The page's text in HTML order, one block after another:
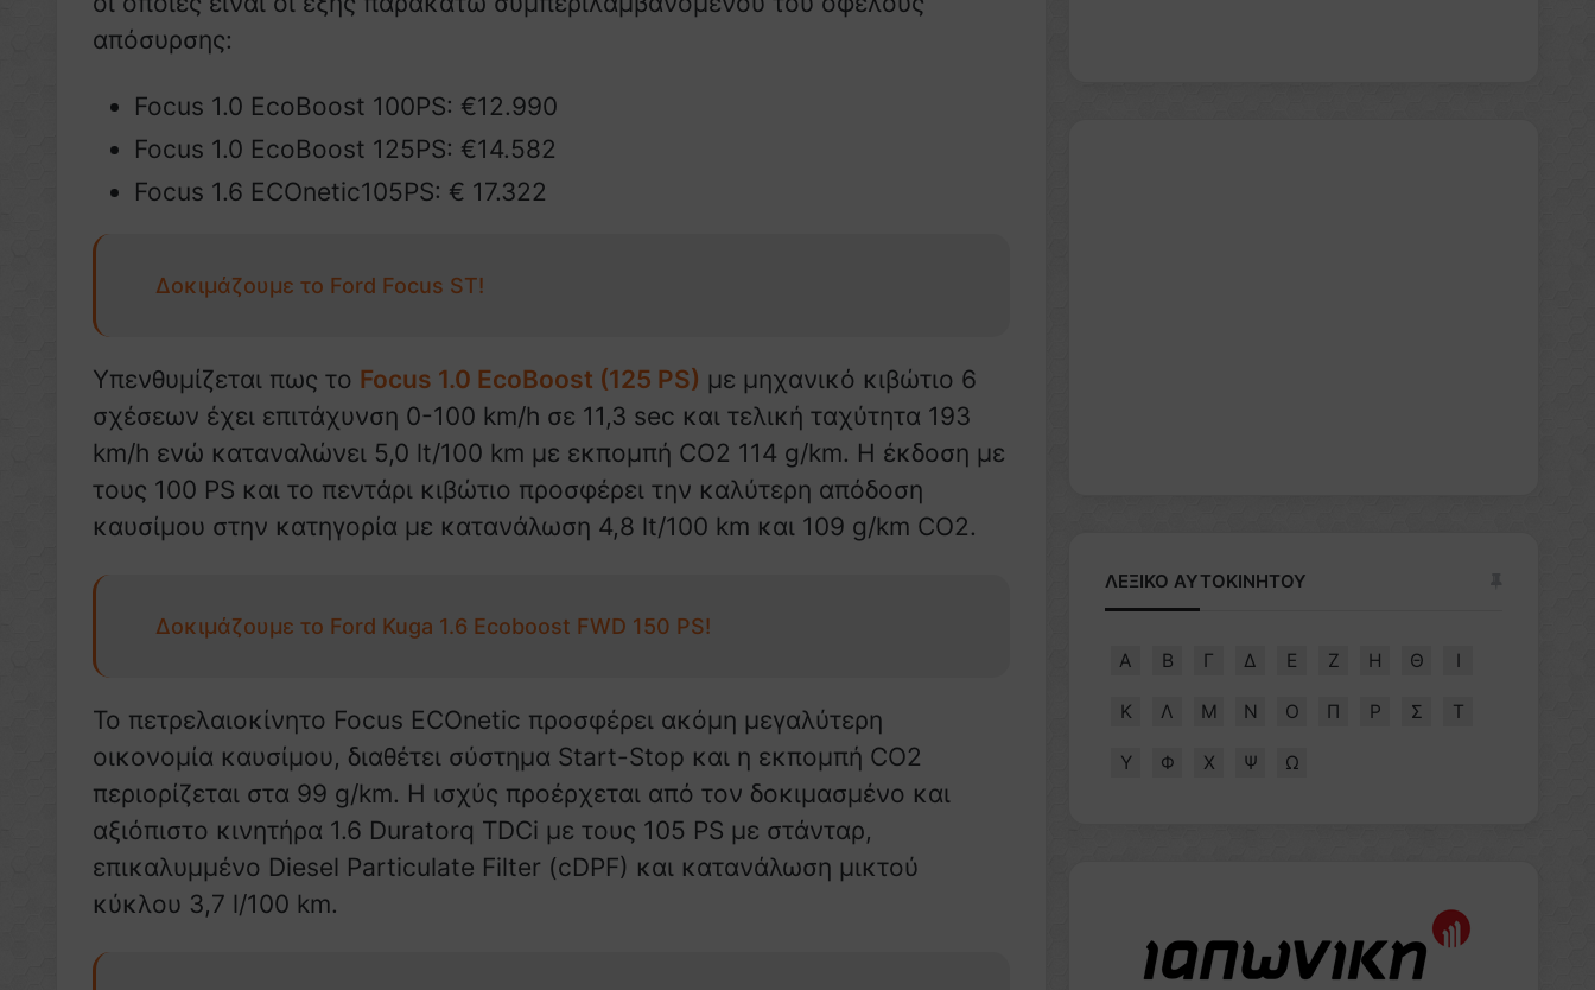
απόσυρσης:
Focus 1.0 EcoBoost 100PS: €12.990
Focus 1.0 EcoBoost 125PS: €14.582
Focus 1.6 ECOnetic105PS: € 17.322
Δοκιμάζουμε το Ford Focus ST!
Υπενθυμίζεται πως το Focus 1.0 EcoBoost (125 PS) με μηχανικό κιβώτιο 6
σχέσεων έχει επιτάχυνση 0-100 km/h σε 11,3 sec και τελική ταχύτητα 193
km/h ενώ καταναλώνει 5,0 lt/100 km με εκπομπή CO2 114 g/km. Η έκδοση με
τους 100 PS και το πεντάρι κιβώτιο προσφέρει την καλύτερη απόδοση
καυσίμου στην κατηγορία με κατανάλωση 4,8 lt/100 km και 109 g/km CO2.
Δοκιμάζουμε το Ford Kuga 1.6 Ecoboost FWD 150 PS!
Το πετρελαιοκίνητο Focus ECOnetic προσφέρει ακόμη μεγαλύτερη
οικονομία καυσίμου, διαθέτει σύστημα Start-Stop και η εκπομπή CO2
περιορίζεται στα 99 g/km. Η ισχύς προέρχεται από τον δοκιμασμένο και
αξιόπιστο κινητήρα 1.6 Duratorq TDCi με τους 105 PS με στάνταρ,
επικαλυμμένο Diesel Particulate Filter (cDPF) και κατανάλωση μικτού
κύκλου 3,7 l/100 km.
ΛΕΞΙΚΟ ΑΥΤΟΚΙΝΗΤΟΥ
Α Β Γ Δ Ε Ζ Η Θ Ι
Κ Λ Μ Ν Ο Π Ρ Σ Τ
Υ Φ Χ Ψ Ω